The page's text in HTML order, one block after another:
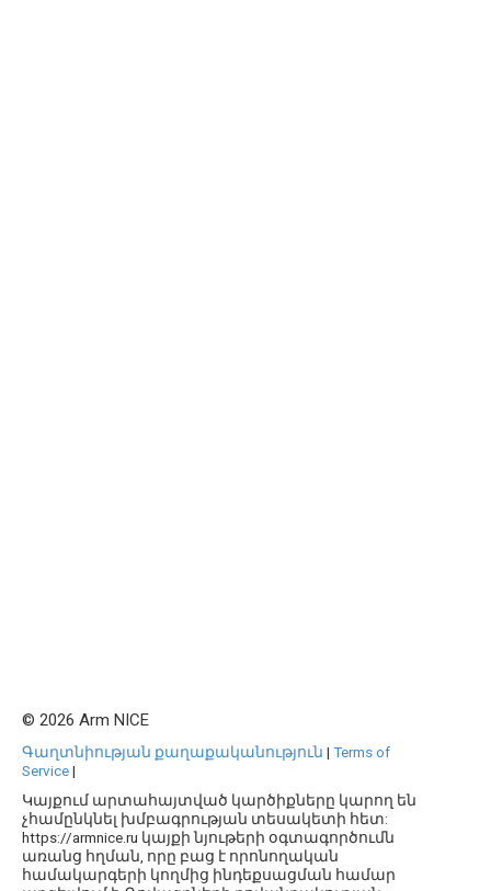
© 2026 Arm NICE
Գաղտնիության քաղաքականություն | Terms of
Service|
Կայքում արտահայտված կարծիքները կարող են
չհամընկնել խմբագրության տեսակետի հետ:
https://armnice.ru կայքի նյութերի օգտագործումն
առանց հղման, որը բաց է որոնողական
համակարգերի կողմից ինդեքսացման համար